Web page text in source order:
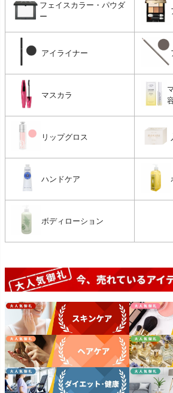
フェイスカラー・パウダ
ー
アイライナー
マスカラ
リップグロス
ハンドケア
ボディローション